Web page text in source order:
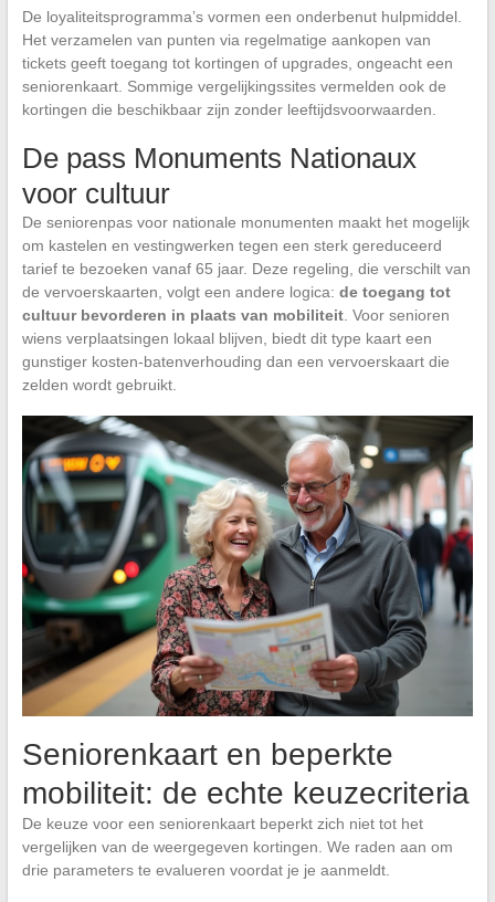
De loyaliteitsprogramma’s vormen een onderbenut hulpmiddel.
Het verzamelen van punten via regelmatige aankopen van
tickets geeft toegang tot kortingen of upgrades, ongeacht een
seniorenkaart. Sommige vergelijkingssites vermelden ook de
kortingen die beschikbaar zijn zonder leeftijdsvoorwaarden.
De pass Monuments Nationaux
voor cultuur
De seniorenpas voor nationale monumenten maakt het mogelijk
om kastelen en vestingwerken tegen een sterk gereduceerd
tarief te bezoeken vanaf 65 jaar. Deze regeling, die verschilt van
de vervoerskaarten, volgt een andere logica: de toegang tot
cultuur bevorderen in plaats van mobiliteit. Voor senioren
wiens verplaatsingen lokaal blijven, biedt dit type kaart een
gunstiger kosten-batenverhouding dan een vervoerskaart die
zelden wordt gebruikt.
Seniorenkaart en beperkte
mobiliteit: de echte keuzecriteria
De keuze voor een seniorenkaart beperkt zich niet tot het
vergelijken van de weergegeven kortingen. We raden aan om
drie parameters te evalueren voordat je je aanmeldt.